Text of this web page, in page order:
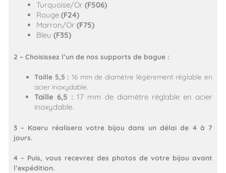
Turquoise/Or (F506)
Rouge (F24)
Marron/Or (F75)
Bleu (F35)
2 – Choisissez l’un de nos supports de bague :
Taille 5,5 :16 mm de diamètre légèrement réglable en
acier inoxydable.
Taille 6,5 :17 mm de diamètre réglable en acier
inoxydable.
3 – Kaeru réalisera votre bijou dans un délai de 4 à 7
jours.
4 – Puis, vous recevrez des photos de votre bijou avant
l’expédition.